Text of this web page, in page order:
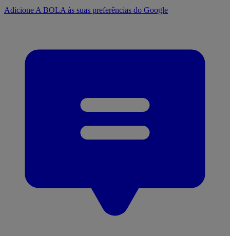
Adicione A BOLA às suas preferências do Google